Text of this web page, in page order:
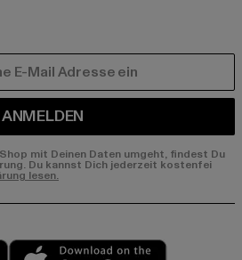
ANMELDEN
mit Deinen Daten umgeht, findest Du
Du kannst Dich jederzeit kostenfei
lesen.
Play market